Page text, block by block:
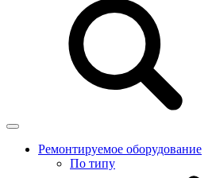
Ремонтируемое оборудование
По типу